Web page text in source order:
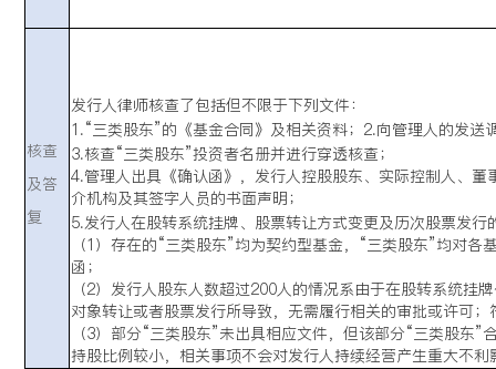
核查
及答
复
发行人律师核查了包括但不限于下列文件：
1.“三类股东”的《基金合同》及相关资料； 2.向管理人的发送
3.核查“三类股东”投资者名册并进行穿透核查；
4.管理人出具《确认函》，发行人控股股东、实际控制人、
介机构及其签字人员的书面声明；
5.发行人在股转系统挂牌、股票转让方式变更及历次股票发行
（1）存在的“三类股东”均为契约型基金，“三类股东”均对
函；
（2）发行人股东人数超过200人的情况系由于在股转系统挂
对象转让或者股票发行所导致，无需履行相关的审批或许可
（3）部分“三类股东”未出具相应文件，但该部分“三类股东
持股比例较小，相关事项不会对发行人持续经营产生重大不利